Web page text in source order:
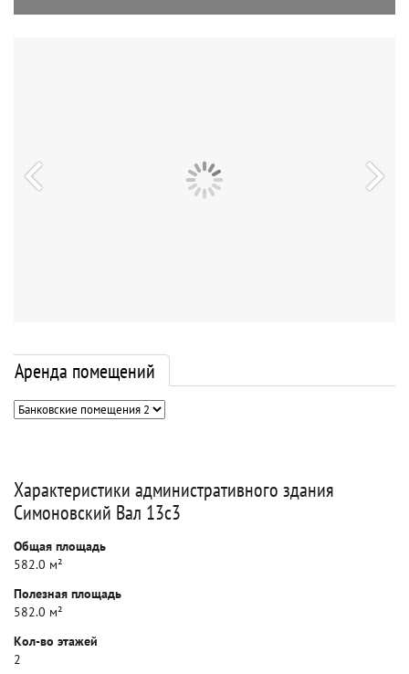
Аренда помещений
Характеристики административного здания
Симоновский Вал 13с3
Общая площадь
582.0 м²
Полезная площадь
582.0 м²
Кол-во этажей
2